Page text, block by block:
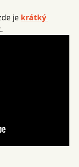
je krátký